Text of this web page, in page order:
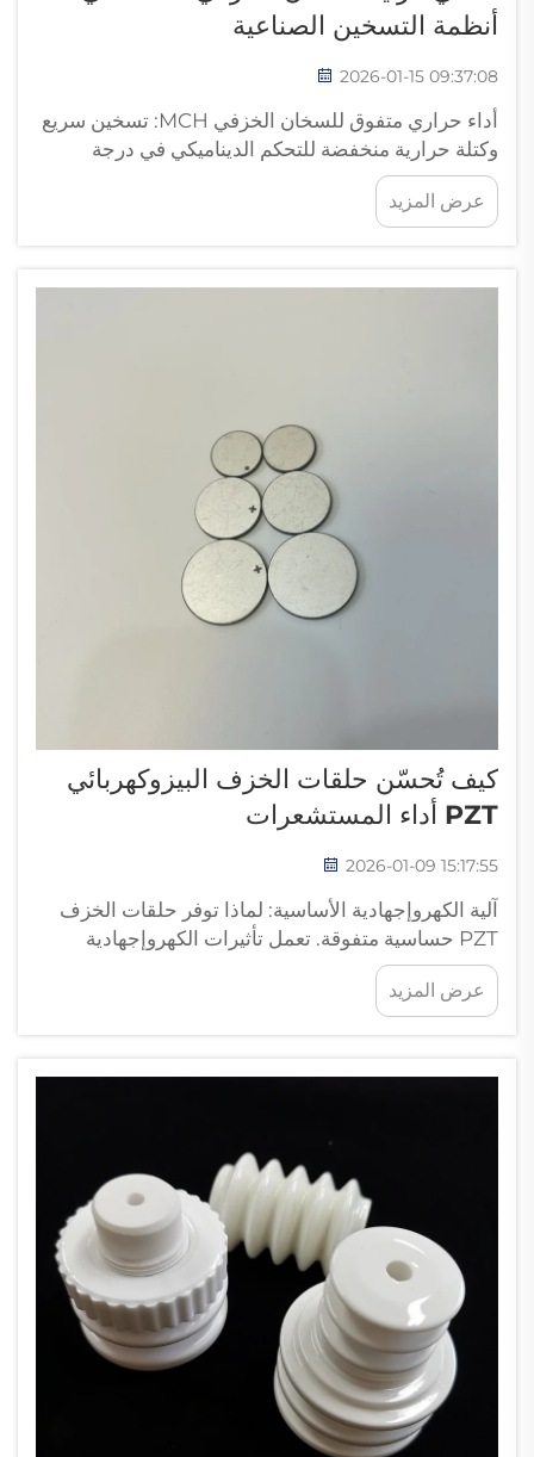
أنظمة التسخين الصناعية
2026-01-15 09:37:08
أداء حراري متفوق للسخان الخزفي MCH: تسخين سريع
وكتلة حرارية منخفضة للتحكم الديناميكي في درجة
الفور بسبب كتلته الحرارية القليلة جدًا، مما يعني أنه
يمكن تعديل درجات الحرارة بسرعة لتلبية متطلبات
عرض المزيد
كيف تُحسّن حلقات الخزف البيزوكهربائي
PZT أداء المستشعرات
2026-01-09 15:17:55
آلية الكهروإجهادية الأساسية: لماذا توفر حلقات الخزف
PZT حساسية متفوقة. تعمل تأثيرات الكهروإجهادية
تحويل الطاقة الميكانيكية إلى إشارات كهربائية...
عرض المزيد